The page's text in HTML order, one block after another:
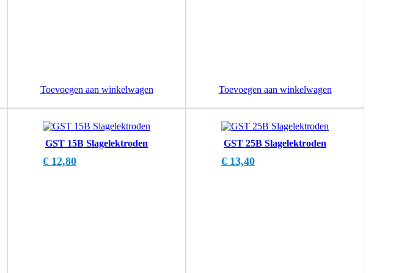
Toevoegen aan winkelwagen Toevoegen aan winkelwagen
GST 15B Slagelektroden
€ 12,80
GST 25B Slagelektroden
€ 13,40